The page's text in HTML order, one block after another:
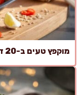
מוקפץ טעים ב-20 דקות, בלי רוטב מוכן מהבקבוק